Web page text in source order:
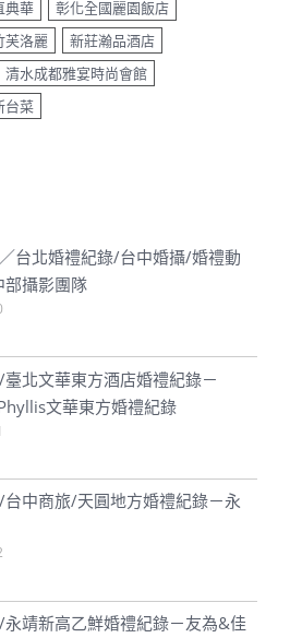
典華
彰化全國麗園飯店
芙洛麗
新莊瀚品酒店
清水成都雅宴時尚會館
台菜
台北婚禮紀錄/台中婚攝/婚禮動
攝影團隊
北文華東方酒店婚禮紀錄－
文華東方婚禮紀錄
台中商旅/天圓地方婚禮紀錄－永